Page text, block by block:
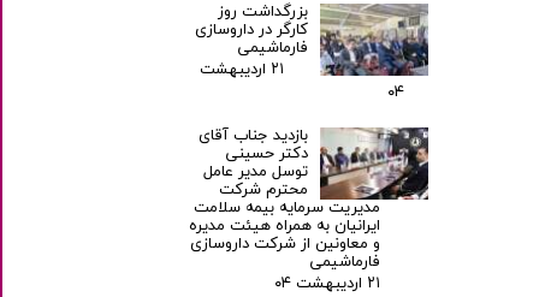
بزرگداشت روز
کارگر در داروسازی
فارماشیمی
۲۱ اردیبهشت
۰۴
بازدید جناب آقای
دکتر حسینی
توسل مدیر عامل
محترم شرکت
مدیریت سرمایه بیمه سلامت
ایرانیان به همراه هیئت مدیره
و معاونین از شرکت داروسازی
فارماشیمی
۲۱ اردیبهشت ۰۴